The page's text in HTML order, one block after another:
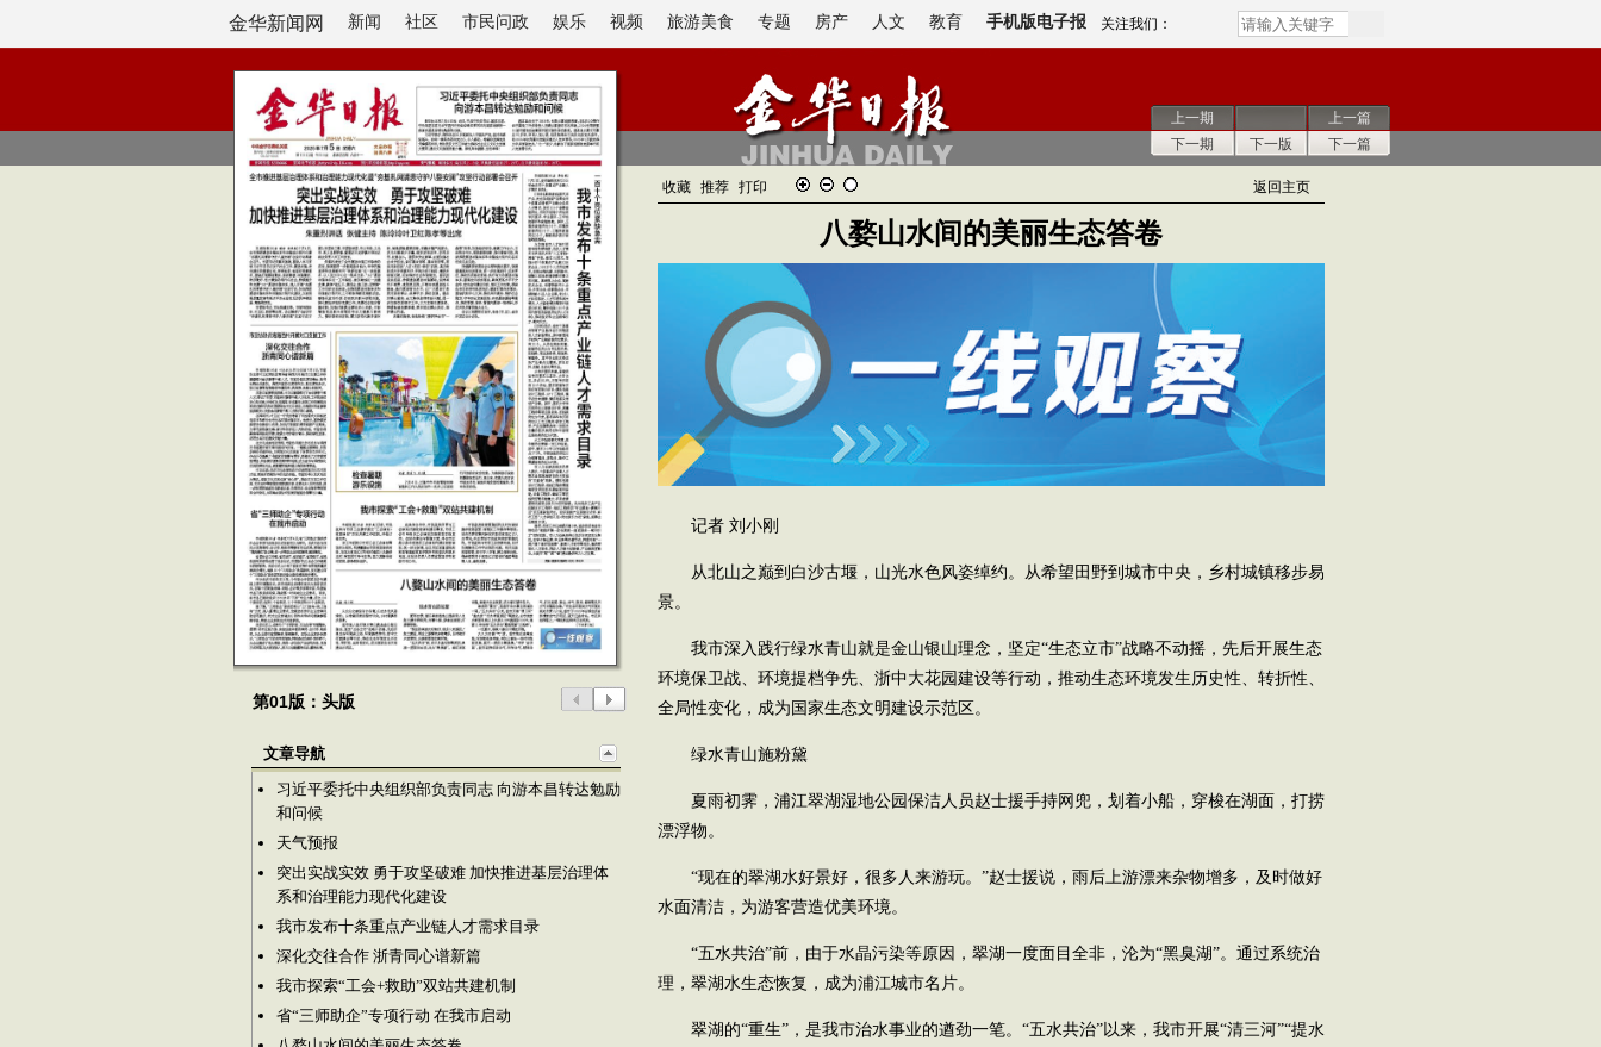
金华新闻网 新闻 社区 市民问政 娱乐 视频 旅游美食 专题 房产 人文 教育 手机版电子报 关注我们：
上一期
下一期
下一版
上一篇
下一篇
第01版：头版
文章导航
习近平委托中央组织部负责同志 向游本昌转达勉励
和问候
天气预报
突出实战实效 勇于攻坚破难 加快推进基层治理体
系和治理能力现代化建设
我市发布十条重点产业链人才需求目录
深化交往合作 浙青同心谱新篇
我市探索“工会+救助”双站共建机制
省“三师助企”专项行动 在我市启动
收藏 推荐 打印 返回主页
八婺山水间的美丽生态答卷
记者 刘小刚
从北山之巅到白沙古堰，山光水色风姿绰约。从希望田野到城市中央，乡村城镇移步易
景。
我市深入践行绿水青山就是金山银山理念，坚定“生态立市”战略不动摇，先后开展生态
环境保卫战、环境提档争先、浙中大花园建设等行动，推动生态环境发生历史性、转折性、
全局性变化，成为国家生态文明建设示范区。
绿水青山施粉黛
夏雨初霁，浦江翠湖湿地公园保洁人员赵士援手持网兜，划着小船，穿梭在湖面，打捞
漂浮物。
“现在的翠湖水好景好，很多人来游玩。”赵士援说，雨后上游漂来杂物增多，及时做好
水面清洁，为游客营造优美环境。
“五水共治”前，由于水晶污染等原因，翠湖一度面目全非，沦为“黑臭湖”。通过系统治
理，翠湖水生态恢复，成为浦江城市名片。
翠湖的“重生”，是我市治水事业的遒劲一笔。“五水共治”以来，我市开展“清三河”“提水